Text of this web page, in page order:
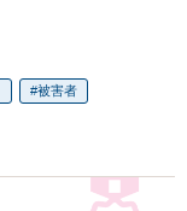
被害者